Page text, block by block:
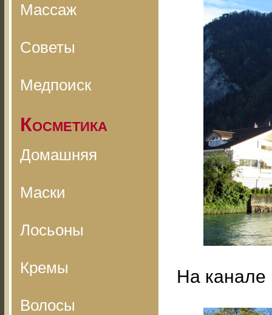
Массаж
Советы
Медпоиск
Косметика
Домашняя
Маски
Лосьоны
Кремы
Волосы
На канале